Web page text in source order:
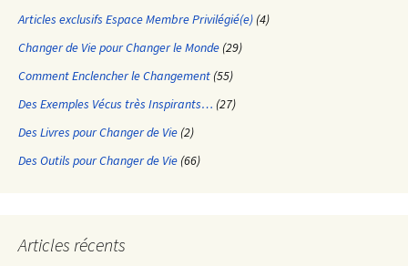
Articles exclusifs Espace Membre Privilégié(e) (4)
Changer de Vie pour Changer le Monde (29)
Comment Enclencher le Changement (55)
Des Exemples Vécus très Inspirants… (27)
Des Livres pour Changer de Vie (2)
Des Outils pour Changer de Vie (66)
Articles récents